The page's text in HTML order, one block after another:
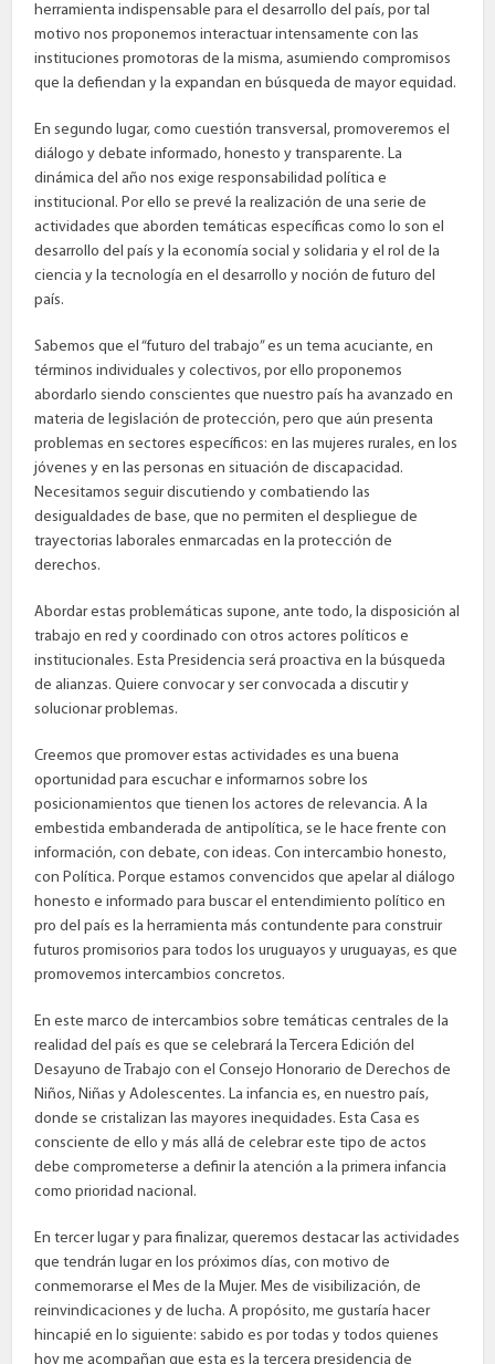
herramienta indispensable para el desarrollo del país, por tal
motivo nos proponemos interactuar intensamente con las
instituciones promotoras de la misma, asumiendo compromisos
que la defiendan y la expandan en búsqueda de mayor equidad.
En segundo lugar, como cuestión transversal, promoveremos el
diálogo y debate informado, honesto y transparente. La
dinámica del año nos exige responsabilidad política e
institucional. Por ello se prevé la realización de una serie de
actividades que aborden temáticas específicas como lo son el
desarrollo del país y la economía social y solidaria y el rol de la
ciencia y la tecnología en el desarrollo y noción de futuro del
país.
Sabemos que el “futuro del trabajo” es un tema acuciante, en
términos individuales y colectivos, por ello proponemos
abordarlo siendo conscientes que nuestro país ha avanzado en
materia de legislación de protección, pero que aún presenta
problemas en sectores específicos: en las mujeres rurales, en los
jóvenes y en las personas en situación de discapacidad.
Necesitamos seguir discutiendo y combatiendo las
desigualdades de base, que no permiten el despliegue de
trayectorias laborales enmarcadas en la protección de
derechos.
Abordar estas problemáticas supone, ante todo, la disposición al
trabajo en red y coordinado con otros actores políticos e
institucionales. Esta Presidencia será proactiva en la búsqueda
de alianzas. Quiere convocar y ser convocada a discutir y
solucionar problemas.
Creemos que promover estas actividades es una buena
oportunidad para escuchar e informarnos sobre los
posicionamientos que tienen los actores de relevancia. A la
embestida embanderada de antipolítica, se le hace frente con
información, con debate, con ideas. Con intercambio honesto,
con Política. Porque estamos convencidos que apelar al diálogo
honesto e informado para buscar el entendimiento político en
pro del país es la herramienta más contundente para construir
futuros promisorios para todos los uruguayos y uruguayas, es que
promovemos intercambios concretos.
En este marco de intercambios sobre temáticas centrales de la
realidad del país es que se celebrará la Tercera Edición del
Desayuno de Trabajo con el Consejo Honorario de Derechos de
Niños, Niñas y Adolescentes. La infancia es, en nuestro país,
donde se cristalizan las mayores inequidades. Esta Casa es
consciente de ello y más allá de celebrar este tipo de actos
debe comprometerse a definir la atención a la primera infancia
como prioridad nacional.
En tercer lugar y para finalizar, queremos destacar las actividades
que tendrán lugar en los próximos días, con motivo de
conmemorarse el Mes de la Mujer. Mes de visibilización, de
reinvindicaciones y de lucha. A propósito, me gustaría hacer
hincapié en lo siguiente: sabido es por todas y todos quienes
hoy me acompañan que esta es la tercera presidencia de